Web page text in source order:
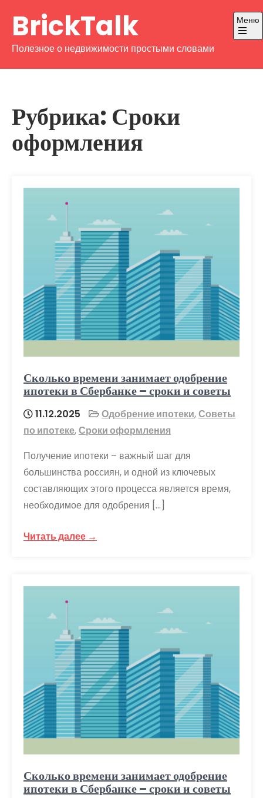
BrickTalk
Полезное о недвижимости простыми словами
Меню
Рубрика: Сроки
оформления
Сколько времени занимает одобрение
ипотеки в Сбербанке – сроки и советы
11.12.2025 Одобрение ипотеки,Советы
по ипотеке,Сроки оформления
Получение ипотеки – важный шаг для
большинства россиян, и одной из ключевых
составляющих этого процесса является время,
необходимое для одобрения […]
Читать далее →
Сколько времени занимает одобрение
ипотеки в Сбербанке – сроки и советы